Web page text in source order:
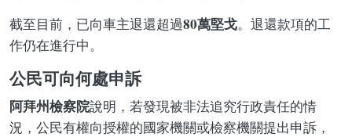
截至目前，已向車主退還超過80萬堅戈。退還款項的工
作仍在進行中。
公民可向何處申訴
阿拜州檢察院說明，若發現被非法追究行政責任的情
況，公民有權向授權的國家機關或檢察機關提出申訴，